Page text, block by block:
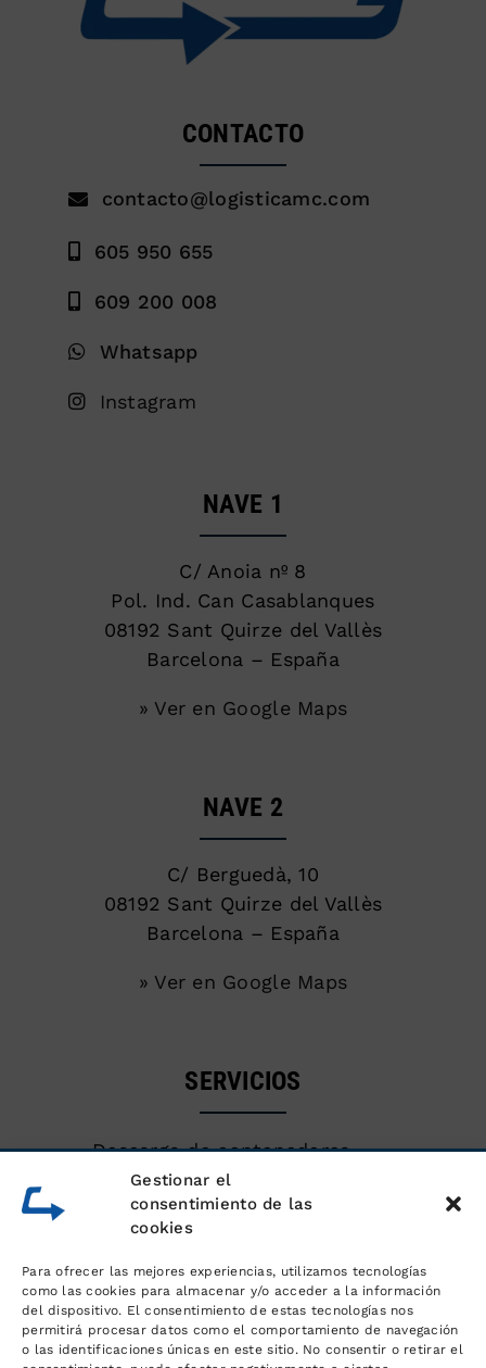
Gestionar el
consentimiento de las
cookies
Para ofrecer las mejores experiencias, utilizamos tecnologías
como las cookies para almacenar y/o acceder a la información
del dispositivo. El consentimiento de estas tecnologías nos
permitirá procesar datos como el comportamiento de navegación
o las identificaciones únicas en este sitio. No consentir o retirar el
CONTACTO
contacto@logisticamc.com
605 950 655
609 200 008
Whatsapp
Instagram
NAVE 1
C/ Anoia nº 8
Pol. Ind. Can Casablanques
08192 Sant Quirze del Vallès
Barcelona – España
» Ver en Google Maps
NAVE 2
C/ Berguedà, 10
08192 Sant Quirze del Vallès
Barcelona – España
» Ver en Google Maps
SERVICIOS
Descarga de contenedores
marítimos
Almacén de mercancías
Servicios logísticos y gestión de
pedidos